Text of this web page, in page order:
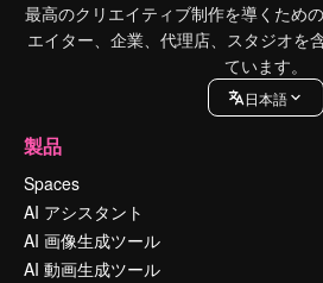
最高のクリエイティブ制作を導くため
エイター、企業、代理店、スタジオを
ています。
日本語
製品
Spaces
AI アシスタント
AI 画像生成ツール
AI 動画生成ツール